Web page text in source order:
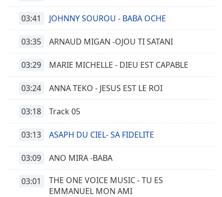
03:41 JOHNNY SOUROU - BABA OCHE
03:35 ARNAUD MIGAN -OJOU TI SATANI
03:29 MARIE MICHELLE - DIEU EST CAPABLE
03:24 ANNA TEKO - JESUS EST LE ROI
03:18 Track 05
03:13 ASAPH DU CIEL- SA FIDELITE
03:09 ANO MIRA -BABA
03:01
THE ONE VOICE MUSIC - TU ES
EMMANUEL MON AMI